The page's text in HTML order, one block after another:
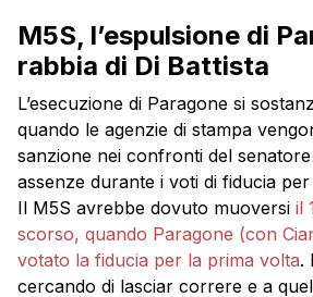
M5S, l’espulsione di
rabbia di Di Battista
L’esecuzione di Paragone si
quando le agenzie di stampa
sanzione nei confronti del
assenze durante i voti di fiducia
Il M5S avrebbe dovuto muoversi il
scorso, quando Paragone (con
votato la fiducia per la prima volta.
cercando di lasciar correre e a